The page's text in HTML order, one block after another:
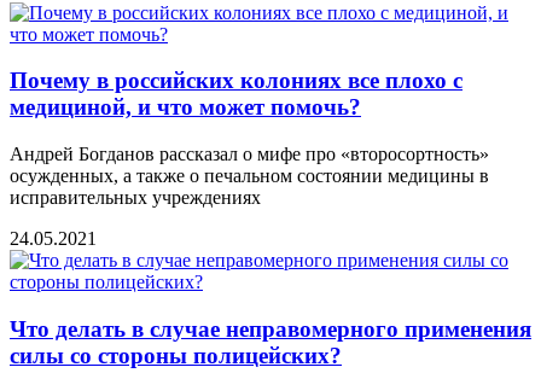
Почему в российских колониях все плохо с
медициной, и что может помочь?
Андрей Богданов рассказал о мифе про «второсортность»
осужденных, а также о печальном состоянии медицины в
исправительных учреждениях
24.05.2021
Что делать в случае неправомерного применения
силы со стороны полицейских?